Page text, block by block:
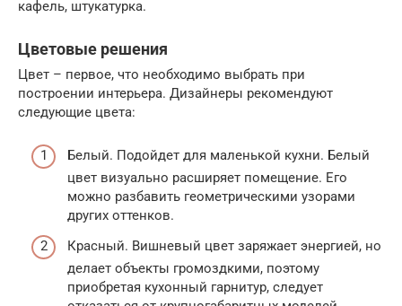
кафель, штукатурка.
Цветовые решения
Цвет – первое, что необходимо выбрать при
построении интерьера. Дизайнеры рекомендуют
следующие цвета:
Белый. Подойдет для маленькой кухни. Белый
цвет визуально расширяет помещение. Его
можно разбавить геометрическими узорами
других оттенков.
Красный. Вишневый цвет заряжает энергией, но
делает объекты громоздкими, поэтому
приобретая кухонный гарнитур, следует